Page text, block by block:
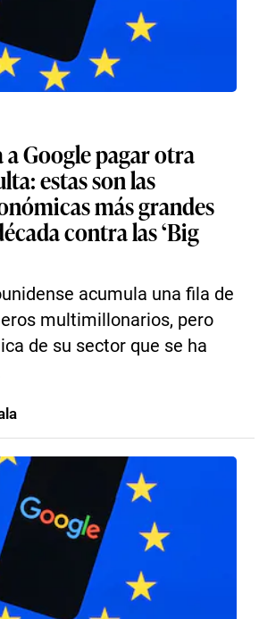
a Google pagar otra
estas son las
más grandes
contra las ‘Big
acumula una fila de
multimillonarios, pero
de su sector que se ha